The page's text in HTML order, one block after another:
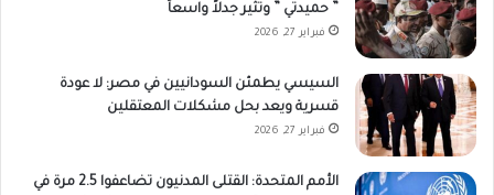
” حميدتي ” وتثير جدلاً واسعاً
فبراير 27, 2026
السيسي يطمئن السودانيين في مصر: لا عودة
قسرية ويعد بحل مشكلات المعتقلين
فبراير 27, 2026
الأمم المتحدة: القتلى المدنيون تضاعفوا 2.5 مرة في